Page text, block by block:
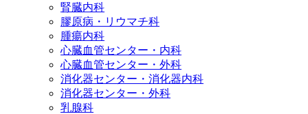
腎臓内科
膠原病・リウマチ科
腫瘍内科
心臓血管センター・内科
心臓血管センター・外科
消化器センター・消化器内科
消化器センター・外科
乳腺科